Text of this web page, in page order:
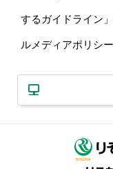
するガイドライン
ルメディアポリシー